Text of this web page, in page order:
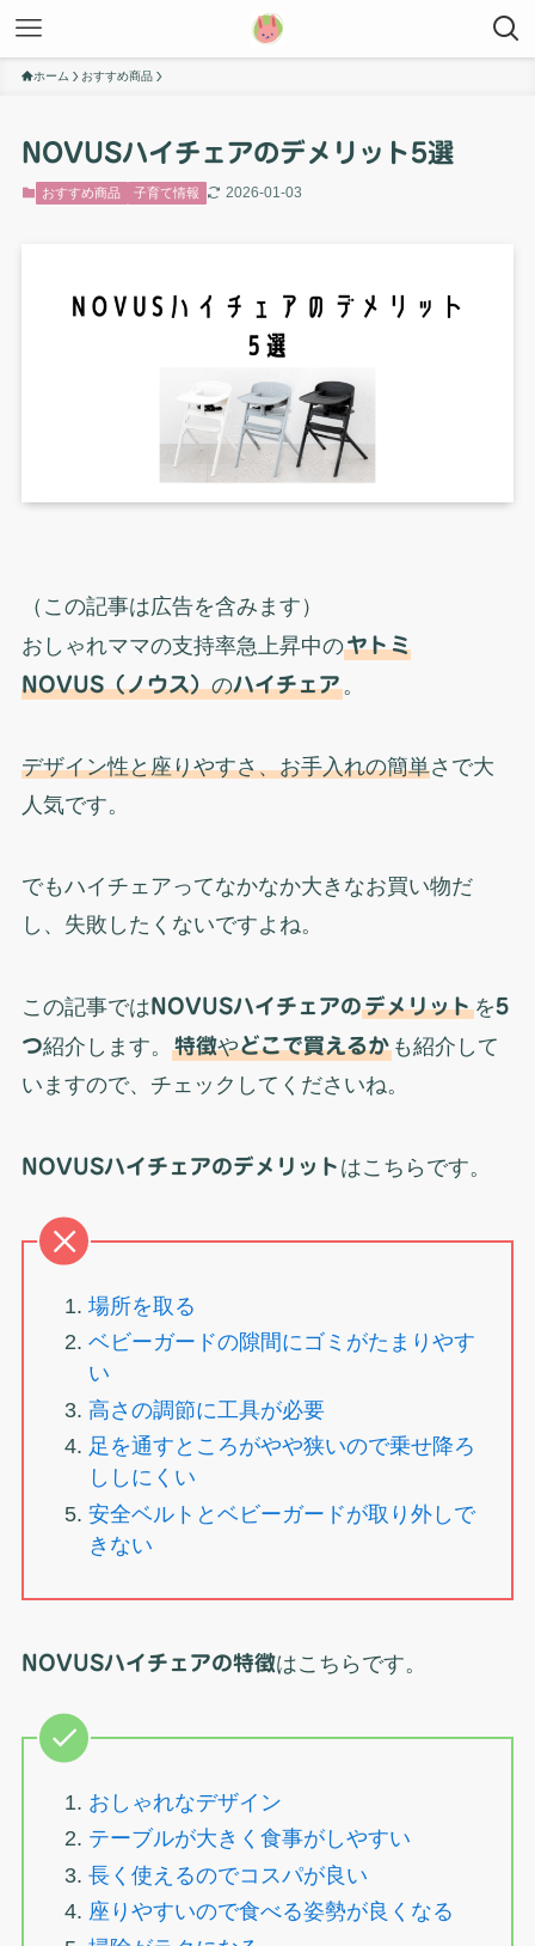
ホーム おすすめ商品
NOVUSハイチェアのデメリット5選
おすすめ商品 子育て情報 2026-01-03
（この記事は広告を含みます）
おしゃれママの支持率急上昇中のヤトミ
NOVUS（ノウス）のハイチェア。
デザイン性と座りやすさ、お手入れの簡単さで大
人気です。
でもハイチェアってなかなか大きなお買い物だ
し、失敗したくないですよね。
この記事ではNOVUSハイチェアのデメリットを5
つ紹介します。 特徴やどこで買えるかも紹介して
いますので、チェックしてくださいね。
NOVUSハイチェアのデメリット はこちらです。
場所を取る
ベビーガードの隙間にゴミがたまりやす
い
高さの調節に工具が必要
足を通すところがやや狭いので乗せ降ろ
ししにくい
安全ベルトとベビーガードが取り外しで
きない
NOVUSハイチェアの特徴はこちらです。
おしゃれなデザイン
テーブルが大きく食事がしやすい
長く使えるのでコスパが良い
座りやすいので食べる姿勢が良くなる